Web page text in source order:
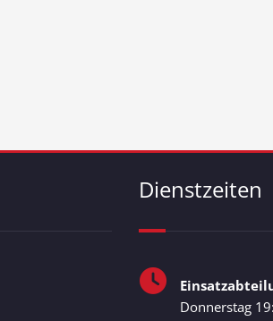
Dienstzeiten
Donnerstag